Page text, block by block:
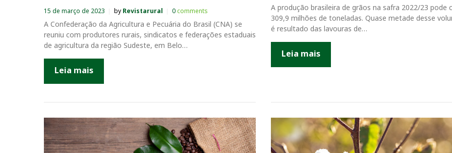
15 de março de 2023 by Revistarural 0comments
A Confederação da Agricultura e Pecuária do Brasil (CNA) se
reuniu com produtores rurais, sindicatos e federações estaduais
de agricultura da região Sudeste, em Belo…
Leia mais
A produção brasileira de grãos na safra 2022/23 pode
309,9 milhões de toneladas. Quase metade desse
é resultado das lavouras de…
Leia mais